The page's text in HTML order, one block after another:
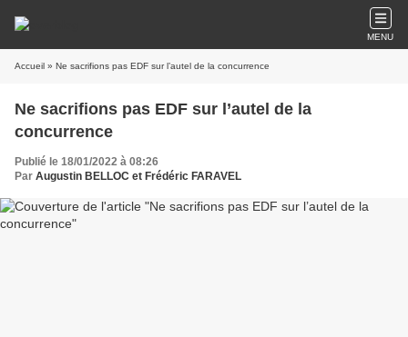
MENU
Accueil » Ne sacrifions pas EDF sur l’autel de la concurrence
Ne sacrifions pas EDF sur l’autel de la
concurrence
Publié le 18/01/2022 à 08:26
Par Augustin BELLOC et Frédéric FARAVEL